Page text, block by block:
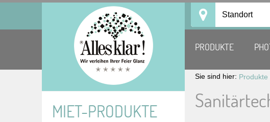
Standort
PRODUKTE
Sie sind hier: Produkte
MIET-PRODUKTE